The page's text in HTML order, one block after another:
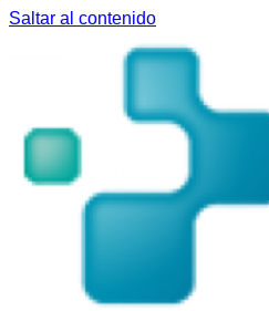
Saltar al contenido